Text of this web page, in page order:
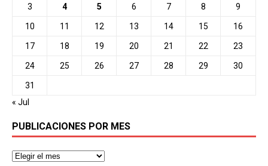
3 4 5 6 7 8 9
10 11 12 13 14 15 16
17 18 19 20 21 22 23
24 25 26 27 28 29 30
31
« Jul
PUBLICACIONES POR MES